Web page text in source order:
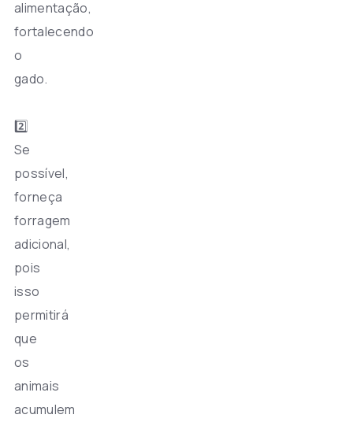
alimentação,
fortalecendo
o
gado.
2️⃣
Se
possível,
forneça
forragem
adicional,
pois
isso
permitirá
que
os
animais
acumulem